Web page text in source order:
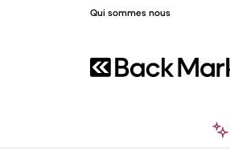
Qui sommes nous